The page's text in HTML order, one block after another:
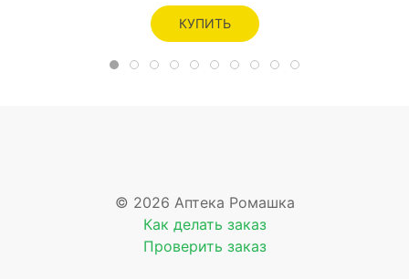
КУПИТЬ
© 2026 Аптека Ромашка
Как делать заказ
Проверить заказ